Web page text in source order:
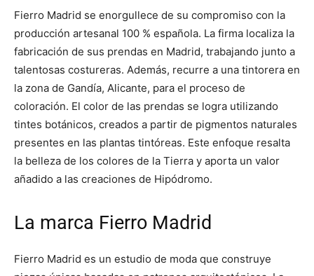
Fierro Madrid se enorgullece de su compromiso con la
producción artesanal 100 % española. La firma localiza la
fabricación de sus prendas en Madrid, trabajando junto a
talentosas costureras. Además, recurre a una tintorera en
la zona de Gandía, Alicante, para el proceso de
coloración. El color de las prendas se logra utilizando
tintes botánicos, creados a partir de pigmentos naturales
presentes en las plantas tintóreas. Este enfoque resalta
la belleza de los colores de la Tierra y aporta un valor
añadido a las creaciones de Hipódromo.
La marca Fierro Madrid
Fierro Madrid es un estudio de moda que construye